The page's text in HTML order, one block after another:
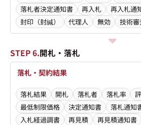
落札者決定通知書
再入札 再入札通
封印（封緘）
代理人 無効 技術審
STEP 6.開札・落札
落札・契約結果
落札結果 開札 落札者 落札率
最低制限価格
決定通知書 落札通知
入札経過調書
再見積 再見積通知書